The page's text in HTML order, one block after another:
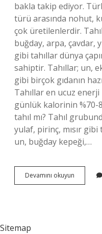
bakla takip ediyor.
türü arasında nohut,
çok üretilenlerdir.
buğday, arpa, çavdar,
gibi tahıllar dünya
sahiptir. Tahıllar; un,
gibi birçok gıdanın
Tahıllar en ucuz enerji
günlük kalorinin %70-
tahıl mı? Tahıl
yulaf, pirinç, mısır
un, buğday kepeği,…
Devamını okuyun
Ve
Sitemap